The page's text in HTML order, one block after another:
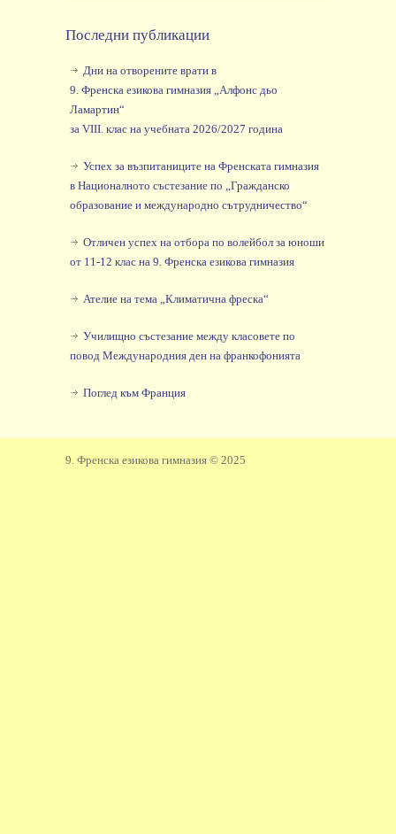
Последни публикации
Дни на отворените врати в
9. Френска езикова гимназия „Алфонс дьо
Ламартин“
за VIII. клас на учебната 2026/2027 година
Успех за възпитаниците на Френската гимназия
в Националното състезание по „Гражданско
образование и международно сътрудничество“
Отличен успех на отбора по волейбол за юноши
от 11-12 клас на 9. Френска езикова гимназия
Ателие на тема „Климатична фреска“
Училищно състезание между класовете по
повод Международния ден на франкофонията
Поглед към Франция
9. Френска езикова гимназия © 2025